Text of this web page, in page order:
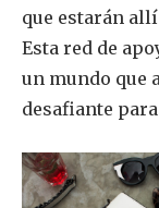
Únete a
Para suscribirse,
que estarán
Esta red de
un mundo que
desafiante